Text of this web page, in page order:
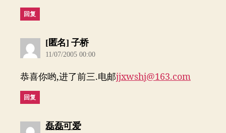
回复
[匿名] 子桥说：
11/07/2005 00:00
恭喜你哟,进了前三.电邮jjxwshj@163.com
回复
磊磊可爱说：